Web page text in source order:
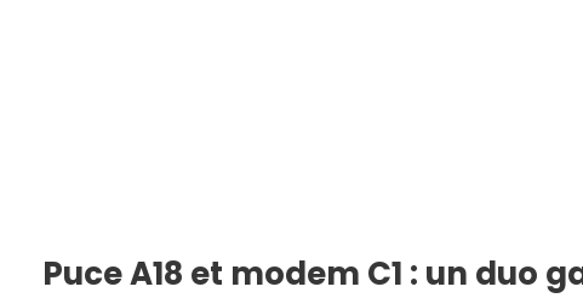
Puce A18 et modem C1 : un duo